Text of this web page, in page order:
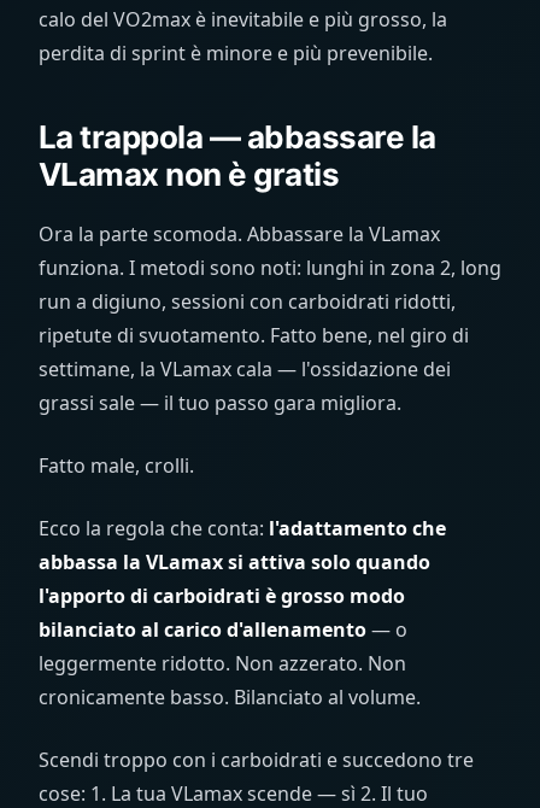
calo del VO2max è inevitabile e più grosso, la
perdita di sprint è minore e più prevenibile.
La trappola — abbassare la
VLamax non è gratis
Ora la parte scomoda. Abbassare la VLamax
funziona. I metodi sono noti: lunghi in zona 2, long
run a digiuno, sessioni con carboidrati ridotti,
ripetute di svuotamento. Fatto bene, nel giro di
settimane, la VLamax cala — l'ossidazione dei
grassi sale — il tuo passo gara migliora.
Fatto male, crolli.
Ecco la regola che conta: l'adattamento che
abbassa la VLamax si attiva solo quando
l'apporto di carboidrati è grosso modo
bilanciato al carico d'allenamento— o
leggermente ridotto. Non azzerato. Non
cronicamente basso. Bilanciato al volume.
Scendi troppo con i carboidrati e succedono tre
cose: 1. La tua VLamax scende — sì 2. Il tuo